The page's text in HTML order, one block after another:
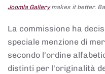
Joomla Gallerymakes it better.
La commissione ha
speciale menzione di
secondo l'ordine
distinti per l'originalità